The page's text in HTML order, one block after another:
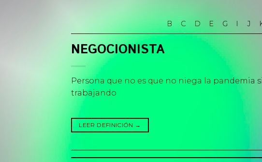
B C D E G I J
NEGOCIONISTA
Persona que no es que no niega la pandemia
trabajando
LEER DEFINICIÓN →